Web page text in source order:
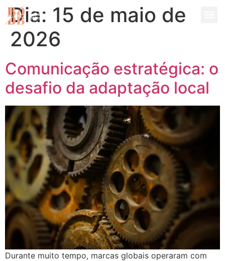
Dia: 15 de maio de
2026
Comunicação estratégica: o
desafio da adaptação local
Durante muito tempo, marcas globais operaram com